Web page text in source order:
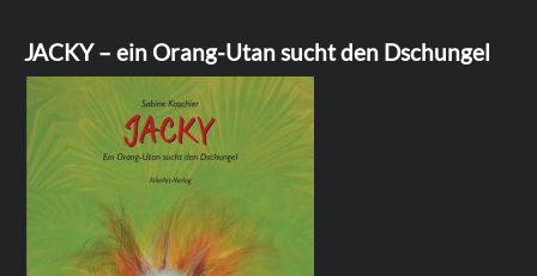
JACKY – ein Orang-Utan sucht den Dschungel